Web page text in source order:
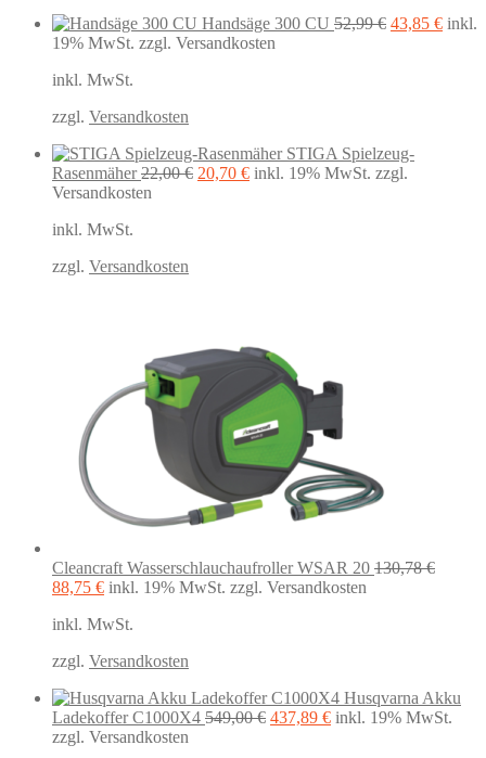
Handsäge 300 CU 52,99€ 43,85 € inkl.
19% MwSt. zzgl. Versandkosten
inkl. MwSt.
zzgl. Versandkosten
STIGA Spielzeug-
Rasenmäher 22,00€ Ursprünglicher
20,70 €Aktueller
inkl. 19% MwSt. zzgl.
Versandkosten
inkl. MwSt.
zzgl. Versandkosten
Cleancraft Wasserschlauchaufroller WSAR 20 130,78€
Ursprünglicher
war:
88,75 €Aktueller
ist:
inkl. 19% MwSt. zzgl. Versandkosten
inkl. MwSt.
zzgl. Versandkosten
Husqvarna Akku
Ladekoffer C1000X4 549,00€ Ursprünglicher
437,89 €Aktueller
inkl. 19% MwSt.
zzgl. Versandkosten